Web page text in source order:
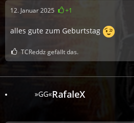
12. Januar 2025 +1
alles gute zum Geburtstag
TCReddz gefällt das.
»GG«RafaleX